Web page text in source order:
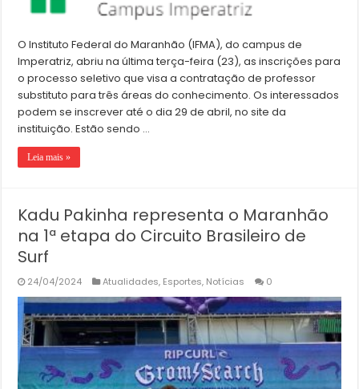
O Instituto Federal do Maranhão (IFMA), do campus de
Imperatriz, abriu na última terça-feira (23), as inscrições para
o processo seletivo que visa a contratação de professor
substituto para três áreas do conhecimento. Os interessados
podem se inscrever até o dia 29 de abril, no site da
instituição. Estão sendo …
Leia mais »
Kadu Pakinha representa o Maranhão
na 1ª etapa do Circuito Brasileiro de
Surf
24/04/2024 Atualidades, Esportes, Notícias 0